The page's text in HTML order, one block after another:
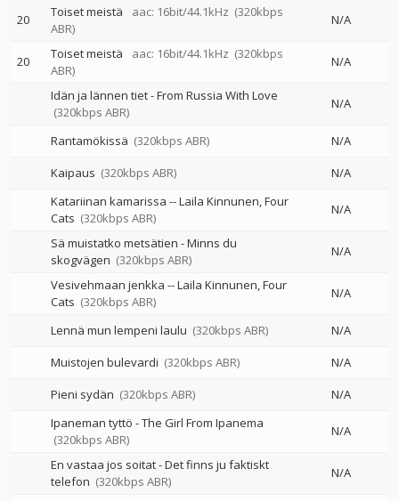
20 Toiset meistä aac: 16bit/44.1kHz (320kbps
ABR)
N/A
20 Toiset meistä aac: 16bit/44.1kHz (320kbps
ABR)
N/A
Idän ja lännen tiet - From Russia With Love
(320kbps ABR)
N/A
Rantamökissä (320kbps ABR)
N/A
Kaipaus (320kbps ABR)
N/A
Katariinan kamarissa --Laila Kinnunen Four
Cats (320kbps ABR)
N/A
Sä muistatko metsätien - Minns du
skogvägen (320kbps ABR)
N/A
Vesivehmaan jenkka --Laila Kinnunen Four
Cats (320kbps ABR)
N/A
Lennä mun lempeni laulu (320kbps ABR)
N/A
Muistojen bulevardi (320kbps ABR)
N/A
Pieni sydän (320kbps ABR)
N/A
Ipaneman tyttö - The Girl From Ipanema
(320kbps ABR)
N/A
En vastaa jos soitat - Det finns ju faktiskt
telefon (320kbps ABR)
N/A